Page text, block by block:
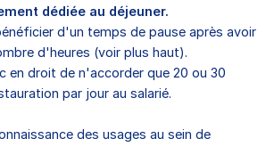
dédiée au déjeuner.
d'un temps de pause après avoir
d'heures (voir plus haut).
en droit de n'accorder que 20 ou 30
par jour au salarié.
des usages au sein de